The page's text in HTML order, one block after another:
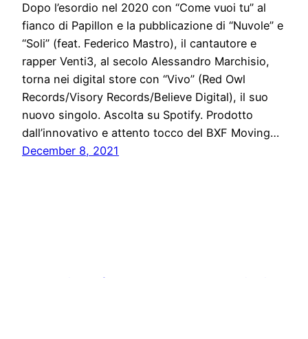
Dopo l’esordio nel 2020 con “Come vuoi tu” al
fianco di Papillon e la pubblicazione di “Nuvole” e
“Soli” (feat. Federico Mastro), il cantautore e
rapper Venti3, al secolo Alessandro Marchisio,
torna nei digital store con “Vivo” (Red Owl
Records/Visory Records/Believe Digital), il suo
nuovo singolo. Ascolta su Spotify. Prodotto
dall’innovativo e attento tocco del BXF Moving…
December 8, 2021
Stampa libera, free news e press communication